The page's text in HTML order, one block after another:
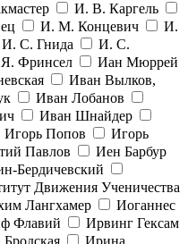
И. В. Каргель
И. М. Концевич
И.
И. С. Гнида
И. С.
Фринсел
Иан Мюррей
Иван Вылков,
Иван Лобанов
Иван Шнайдер
Игорь Попов
Игорь
Павлов
Иен Барбур
Бердичевский
Движения Ученичества
Лангхамер
Иоганнес
Флавий
Ирвинг Гексам